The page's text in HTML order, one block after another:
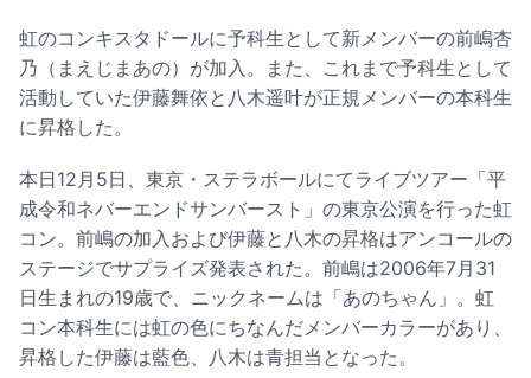
虹のコンキスタドールに予科生として新メンバーの前嶋杏
乃（まえじまあの）が加入。また、これまで予科生として
活動していた伊藤舞依と八木遥叶が正規メンバーの本科生
に昇格した。
本日12月5日、東京・ステラボールにてライブツアー「平
成令和ネバーエンドサンバースト」の東京公演を行った虹
コン。前嶋の加入および伊藤と八木の昇格はアンコールの
ステージでサプライズ発表された。前嶋は2006年7月31
日生まれの19歳で、ニックネームは「あのちゃん」。虹
コン本科生には虹の色にちなんだメンバーカラーがあり、
昇格した伊藤は藍色、八木は青担当となった。